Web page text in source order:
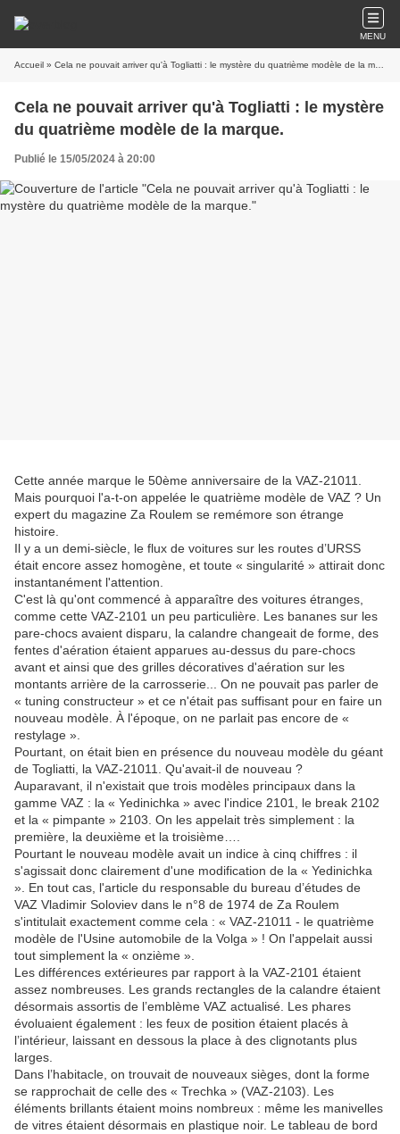
MENU
Accueil » Cela ne pouvait arriver qu'à Togliatti : le mystère du quatrième modèle de la marque.
Cela ne pouvait arriver qu'à Togliatti : le mystère
du quatrième modèle de la marque.
Publié le 15/05/2024 à 20:00
Cette année marque le 50ème anniversaire de la VAZ-21011.
Mais pourquoi l'a-t-on appelée le quatrième modèle de VAZ ? Un
expert du magazine Za Roulem se remémore son étrange
histoire.
Il y a un demi-siècle, le flux de voitures sur les routes d’URSS
était encore assez homogène, et toute « singularité » attirait donc
instantanément l'attention.
C'est là qu'ont commencé à apparaître des voitures étranges,
comme cette VAZ-2101 un peu particulière. Les bananes sur les
pare-chocs avaient disparu, la calandre changeait de forme, des
fentes d'aération étaient apparues au-dessus du pare-chocs
avant et ainsi que des grilles décoratives d'aération sur les
montants arrière de la carrosserie... On ne pouvait pas parler de
« tuning constructeur » et ce n'était pas suffisant pour en faire un
nouveau modèle. À l'époque, on ne parlait pas encore de «
restylage ».
Pourtant, on était bien en présence du nouveau modèle du géant
de Togliatti, la VAZ-21011. Qu'avait-il de nouveau ?
Auparavant, il n'existait que trois modèles principaux dans la
gamme VAZ : la « Yedinichka » avec l'indice 2101, le break 2102
et la « pimpante » 2103. On les appelait très simplement : la
première, la deuxième et la troisième….
Pourtant le nouveau modèle avait un indice à cinq chiffres : il
s'agissait donc clairement d'une modification de la « Yedinichka
». En tout cas, l'article du responsable du bureau d’études de
VAZ Vladimir Soloviev dans le n°8 de 1974 de Za Roulem
s'intitulait exactement comme cela : « VAZ-21011 - le quatrième
modèle de l'Usine automobile de la Volga » ! On l'appelait aussi
tout simplement la « onzième ».
Les différences extérieures par rapport à la VAZ-2101 étaient
assez nombreuses. Les grands rectangles de la calandre étaient
désormais assortis de l’emblème VAZ actualisé. Les phares
évoluaient également : les feux de position étaient placés à
l’intérieur, laissant en dessous la place à des clignotants plus
larges.
Dans l’habitacle, on trouvait de nouveaux sièges, dont la forme
se rapprochait de celle des « Trechka » (VAZ-2103). Les
éléments brillants étaient moins nombreux : même les manivelles
de vitres étaient désormais en plastique noir. Le tableau de bord